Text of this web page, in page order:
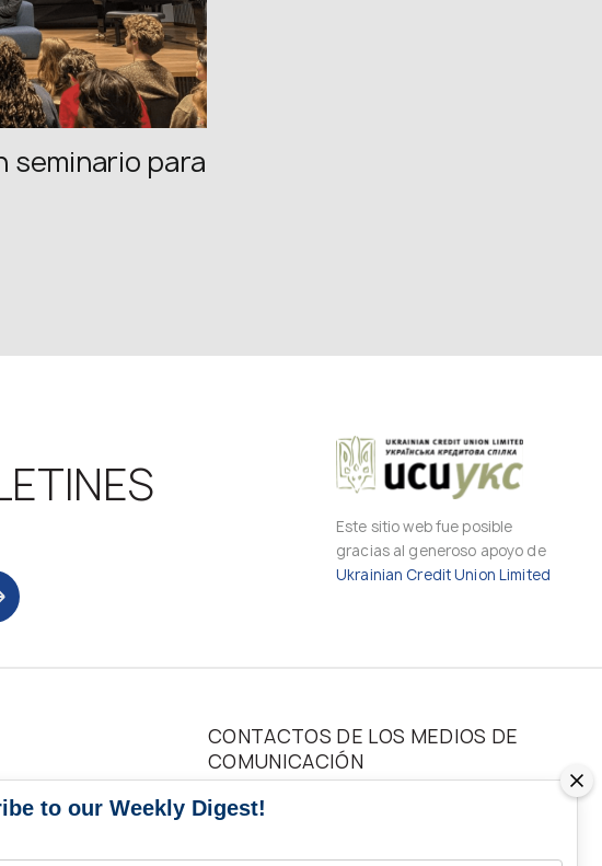
seminario para
Este sitio web fue posible
gracias al generoso apoyo de
Ukrainian Credit Union Limited
CONTACTOS DE LOS MEDIOS DE
COMUNICACIÓN
Contactos para medios de comunicación
to our Weekly Digest!